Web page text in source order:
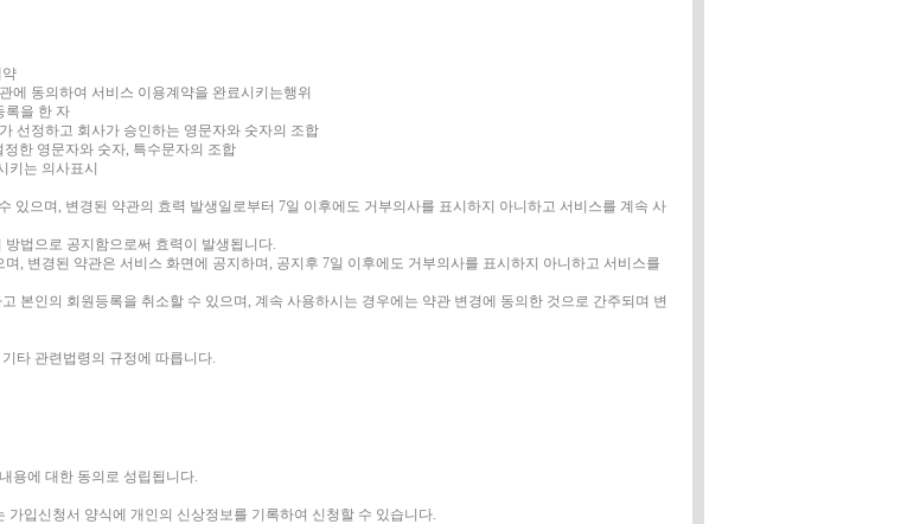
약
에 동의하여 서비스 이용계약을 완료시키는행위
록을 한 자
선정하고 회사가 승인하는 영문자와 숫자의 조합
한 영문자와 숫자, 특수문자의 조합
키는 의사표시
있으며, 변경된 약관의 효력 발생일로부터 7일 이후에도 거부의사를 표시하지 아니하고 서비스를 계속 사
법으로 공지함으로써 효력이 발생됩니다.
, 변경된 약관은 서비스 화면에 공지하며, 공지후 7일 이후에도 거부의사를 표시하지 아니하고 서비스를
본인의 회원등록을 취소할 수 있으며, 계속 사용하시는 경우에는 약관 변경에 동의한 것으로 간주되며 변
타 관련법령의 규정에 따릅니다.
용에 대한 동의로 성립됩니다.
입신청서 양식에 개인의 신상정보를 기록하여 신청할 수 있습니다.